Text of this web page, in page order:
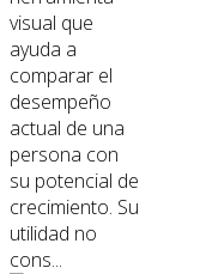
visual que
ayuda a
comparar el
desempeño
actual de una
persona con
su potencial de
crecimiento. Su
utilidad no
cons...